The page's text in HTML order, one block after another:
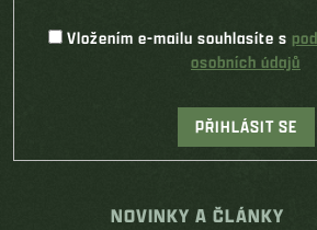
Vložením e-mailu souhlasíte s
osobních údajů
PŘIHLÁSIT SE
NOVINKY A ČLÁNKY